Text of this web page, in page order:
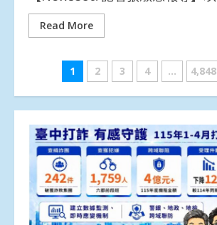
Read More
文
章
分
頁
1 2 3 4 ... 4,848